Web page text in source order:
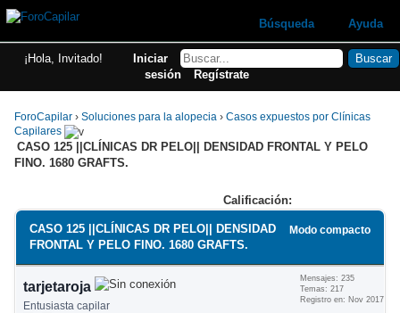
Búsqueda Ayuda
¡Hola, Invitado!
Iniciar
sesión
Regístrate
ForoCapilar ›Soluciones para la alopecia ›Casos expuestos por Clínicas
Capilares
CASO 125 ||CLÍNICAS DR PELO|| DENSIDAD FRONTAL Y PELO
FINO. 1680 GRAFTS.
Calificación:
Modo compacto
CASO 125 ||CLÍNICAS DR PELO|| DENSIDAD
FRONTAL Y PELO FINO. 1680 GRAFTS.
tarjetaroja
Entusiasta capilar
Mensajes: 235
Temas: 217
Registro en: Nov 2017